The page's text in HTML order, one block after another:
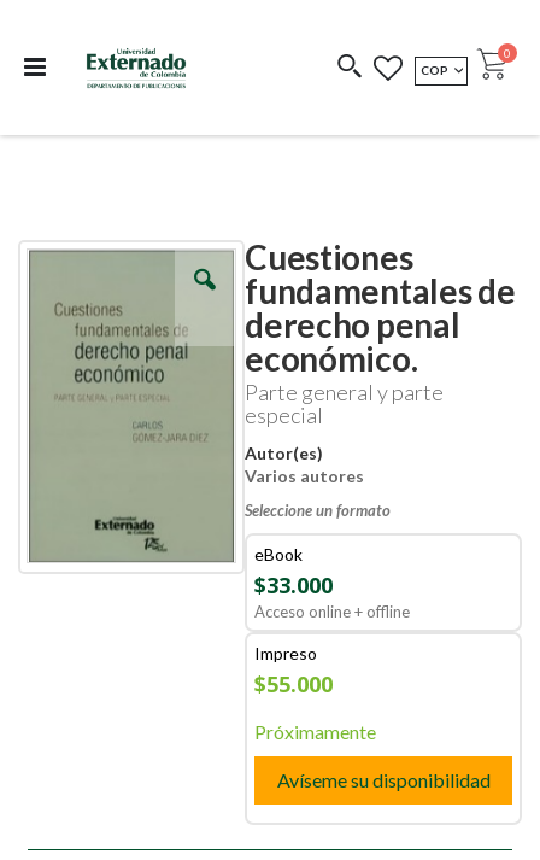
COEDICIONES REDIMIR CÓDIGO
MONEDA
COP Cart
0
Cuestiones
fundamentales de
derecho penal
económico.
Parte general y parte
especial
Autor(es)
Varios autores
Seleccione un formato
eBook
$33.000
Acceso online + offline
Impreso
$55.000
Próximamente
Avíseme su disponibilidad
Skip
gallery
Skip
beginning
gallery